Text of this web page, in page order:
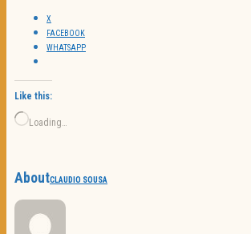
X
FACEBOOK
WHATSAPP
Like this:
Loading…
AboutCLAUDIO SOUSA